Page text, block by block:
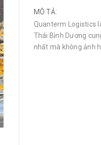
MÔ TẢ:
Quanterm Logistics
Thái Bình Dương
nhất mà không ảnh